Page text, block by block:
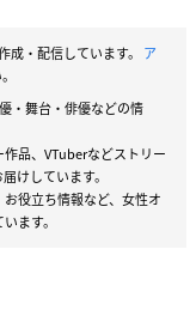
成・配信しています。 ア
・舞台・俳優などの情
品、VTuberなどストリー
けしています。
役立ち情報など、女性オ
ます。